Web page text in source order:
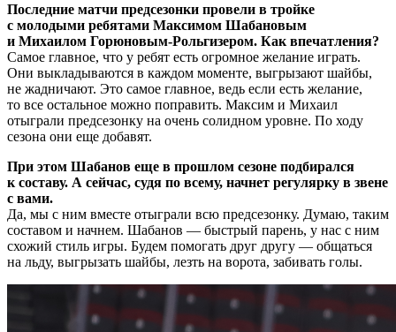
Последние матчи предсезонки провели в тройке
с молодыми ребятами Максимом Шабановым
и Михаилом Горюновым-Рольгизером. Как впечатления?
Самое главное, что у ребят есть огромное желание играть.
Они выкладываются в каждом моменте, выгрызают шайбы,
не жадничают. Это самое главное, ведь если есть желание,
то все остальное можно поправить. Максим и Михаил
отыграли предсезонку на очень солидном уровне. По ходу
сезона они еще добавят.
При этом Шабанов еще в прошлом сезоне подбирался
к составу. А сейчас, судя по всему, начнет регулярку в звене
с вами.
Да, мы с ним вместе отыграли всю предсезонку. Думаю, таким
составом и начнем. Шабанов — быстрый парень, у нас с ним
схожий стиль игры. Будем помогать друг другу — общаться
на льду, выгрызать шайбы, лезть на ворота, забивать голы.